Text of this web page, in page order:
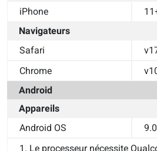
iPhone
Navigateurs
Safari
Chrome
Android
Appareils
Android OS
1. Le processeur nécessite